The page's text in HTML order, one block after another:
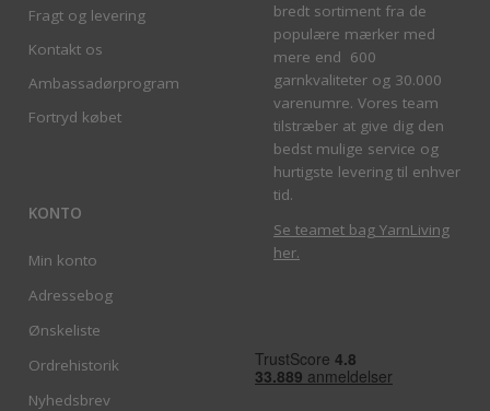
Fragt og levering
Kontakt os
Ambassadørprogram
Fortryd købet
KONTO
Min konto
Adressebog
Ønskeliste
Ordrehistorik
Nyhedsbrev
bredt sortiment fra de
populære mærker med
mere end 600
garnkvaliteter og 30.000
varenumre. Vores team
tilstræber at give dig den
bedst mulige service og
hurtigste levering til enhver
tid.
Se teamet bag YarnLiving
her.